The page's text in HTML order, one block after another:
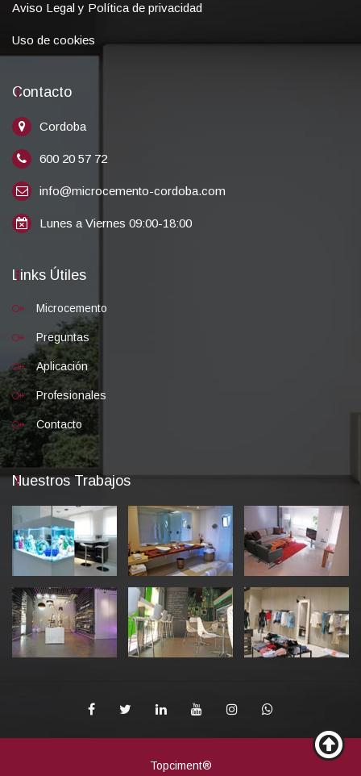
Aviso Legal y Política de privacidad
Uso de cookies
Contacto
Cordoba
600 20 57 72
info@microcemento-cordoba.com
Lunes a Viernes 09:00-18:00
Links Útiles
Microcemento
Preguntas
Aplicación
Profesionales
Contacto
Nuestros Trabajos
Topciment®